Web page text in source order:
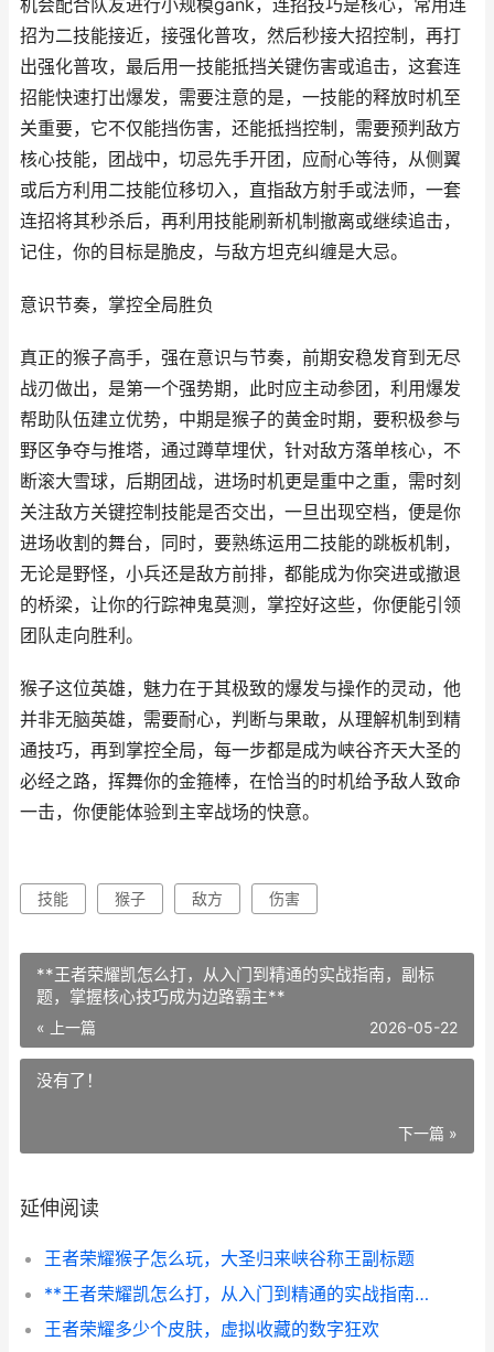
机会配合队友进行小规模gank，连招技巧是核心，常用连
招为二技能接近，接强化普攻，然后秒接大招控制，再打
出强化普攻，最后用一技能抵挡关键伤害或追击，这套连
招能快速打出爆发，需要注意的是，一技能的释放时机至
关重要，它不仅能挡伤害，还能抵挡控制，需要预判敌方
核心技能，团战中，切忌先手开团，应耐心等待，从侧翼
或后方利用二技能位移切入，直指敌方射手或法师，一套
连招将其秒杀后，再利用技能刷新机制撤离或继续追击，
记住，你的目标是脆皮，与敌方坦克纠缠是大忌。
意识节奏，掌控全局胜负
真正的猴子高手，强在意识与节奏，前期安稳发育到无尽
战刃做出，是第一个强势期，此时应主动参团，利用爆发
帮助队伍建立优势，中期是猴子的黄金时期，要积极参与
野区争夺与推塔，通过蹲草埋伏，针对敌方落单核心，不
断滚大雪球，后期团战，进场时机更是重中之重，需时刻
关注敌方关键控制技能是否交出，一旦出现空档，便是你
进场收割的舞台，同时，要熟练运用二技能的跳板机制，
无论是野怪，小兵还是敌方前排，都能成为你突进或撤退
的桥梁，让你的行踪神鬼莫测，掌控好这些，你便能引领
团队走向胜利。
猴子这位英雄，魅力在于其极致的爆发与操作的灵动，他
并非无脑英雄，需要耐心，判断与果敢，从理解机制到精
通技巧，再到掌控全局，每一步都是成为峡谷齐天大圣的
必经之路，挥舞你的金箍棒，在恰当的时机给予敌人致命
一击，你便能体验到主宰战场的快意。
技能 猴子 敌方 伤害
**王者荣耀凯怎么打，从入门到精通的实战指南，副标
题，掌握核心技巧成为边路霸主**
« 上一篇 2026-05-22
没有了！
下一篇 »
延伸阅读
王者荣耀猴子怎么玩，大圣归来峡谷称王副标题
**王者荣耀凯怎么打，从入门到精通的实战指南，副标题，掌握核心技巧成为边路霸主**
王者荣耀多少个皮肤，虚拟收藏的数字狂欢